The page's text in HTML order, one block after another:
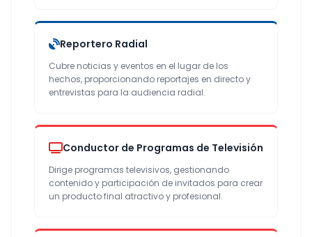
Reportero Radial
Cubre noticias y eventos en el lugar de los
hechos, proporcionando reportajes en directo y
entrevistas para la audiencia radial.
Conductor de Programas de Televisión
Dirige programas televisivos, gestionando
contenido y participación de invitados para crear
un producto final atractivo y profesional.